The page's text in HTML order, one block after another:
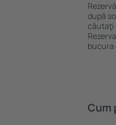
după
căutaţi
bucura
Cum